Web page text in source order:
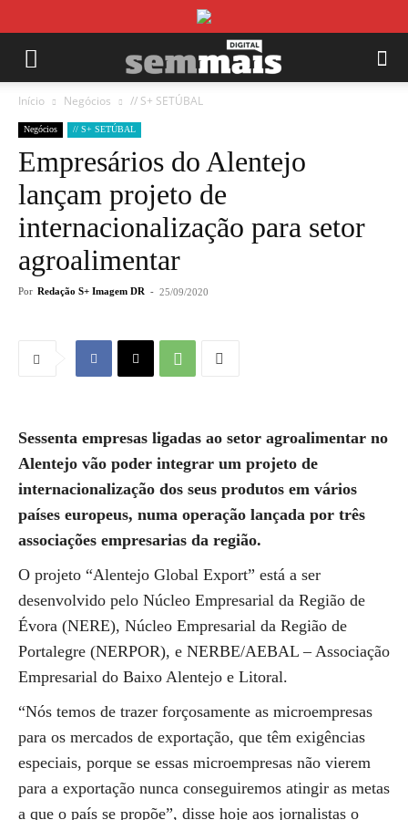
Início Negócios // S+ SETÚBAL
Negócios // S+ SETÚBAL
Empresários do Alentejo
lançam projeto de
internacionalização para setor
agroalimentar
Por Redação S+ Imagem DR - 25/09/2020
Sessenta empresas ligadas ao setor agroalimentar no
Alentejo vão poder integrar um projeto de
internacionalização dos seus produtos em vários
países europeus, numa operação lançada por três
associações empresarias da região.
O projeto “Alentejo Global Export” está a ser
desenvolvido pelo Núcleo Empresarial da Região de
Évora (NERE), Núcleo Empresarial da Região de
Portalegre (NERPOR), e NERBE/AEBAL – Associação
Empresarial do Baixo Alentejo e Litoral.
“Nós temos de trazer forçosamente as microempresas
para os mercados de exportação, que têm exigências
especiais, porque se essas microempresas não vierem
para a exportação nunca conseguiremos atingir as metas
a que o país se propõe”, disse hoje aos jornalistas o